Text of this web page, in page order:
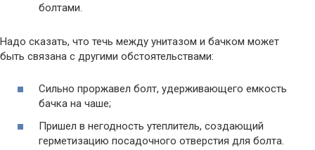
болтами.
Надо сказать, что течь между унитазом и бачком может
быть связана с другими обстоятельствами:
Сильно проржавел болт, удерживающего емкость
бачка на чаше;
Пришел в негодность утеплитель, создающий
герметизацию посадочного отверстия для болта.